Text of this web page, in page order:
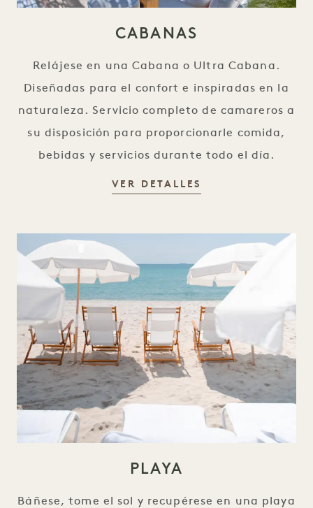
CABANAS
Relájese en una Cabana o Ultra Cabana.
Diseñadas para el confort e inspiradas en la
naturaleza. Servicio completo de camareros a
su disposición para proporcionarle comida,
bebidas y servicios durante todo el día.
VER DETALLES
PLAYA
Báñese, tome el sol y recupérese en una playa